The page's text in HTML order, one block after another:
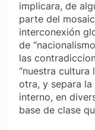
implicara, de
parte del
interconexión
de
las
“nuestra cultura
otra, y separa la
interno, en
base de clase